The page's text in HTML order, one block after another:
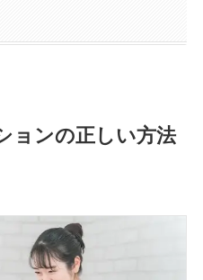
ョンの正しい方法